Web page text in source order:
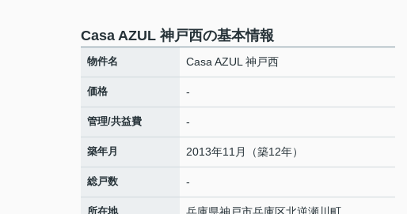
Casa AZUL 神戸西の基本情報
物件名 Casa AZUL 神戸西
価格 -
管理/共益費 -
築年月 2013年11月（築12年）
総戸数 -
所在地